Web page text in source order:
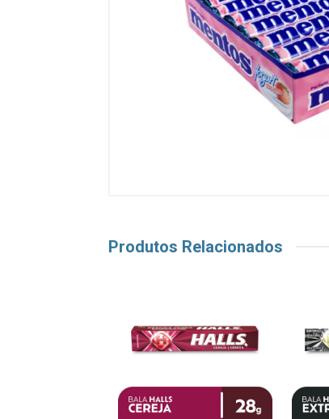
Produtos Relacionados